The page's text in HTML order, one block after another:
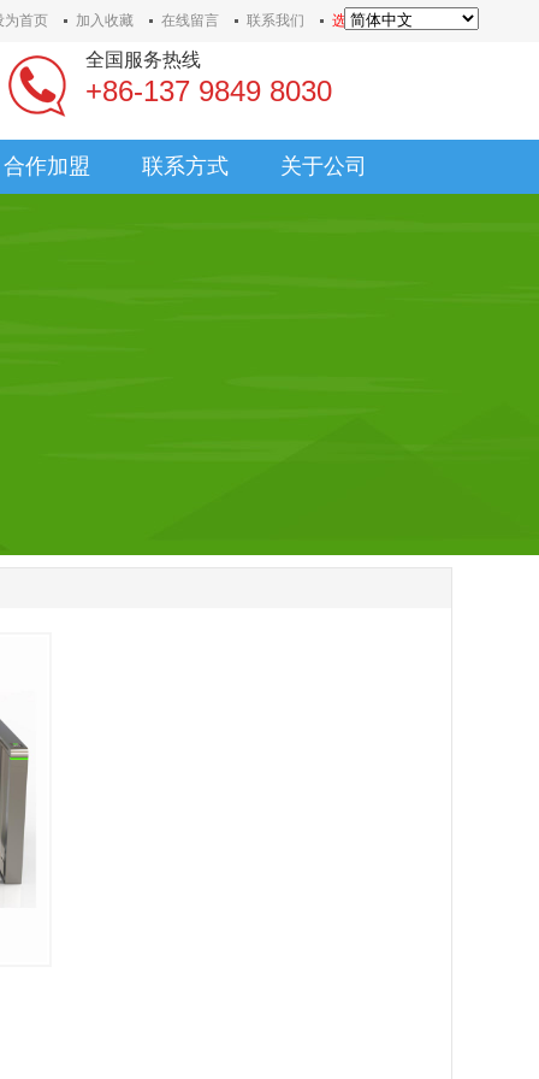
为首页 加入收藏 在线留言 联系我们 选择语言
全国服务热线
+86-137 9849 8030
合作加盟
合作加盟 联系方式 关于公司